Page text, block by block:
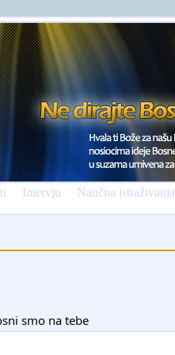
Intervju Naučna istraživanja
smo na tebe